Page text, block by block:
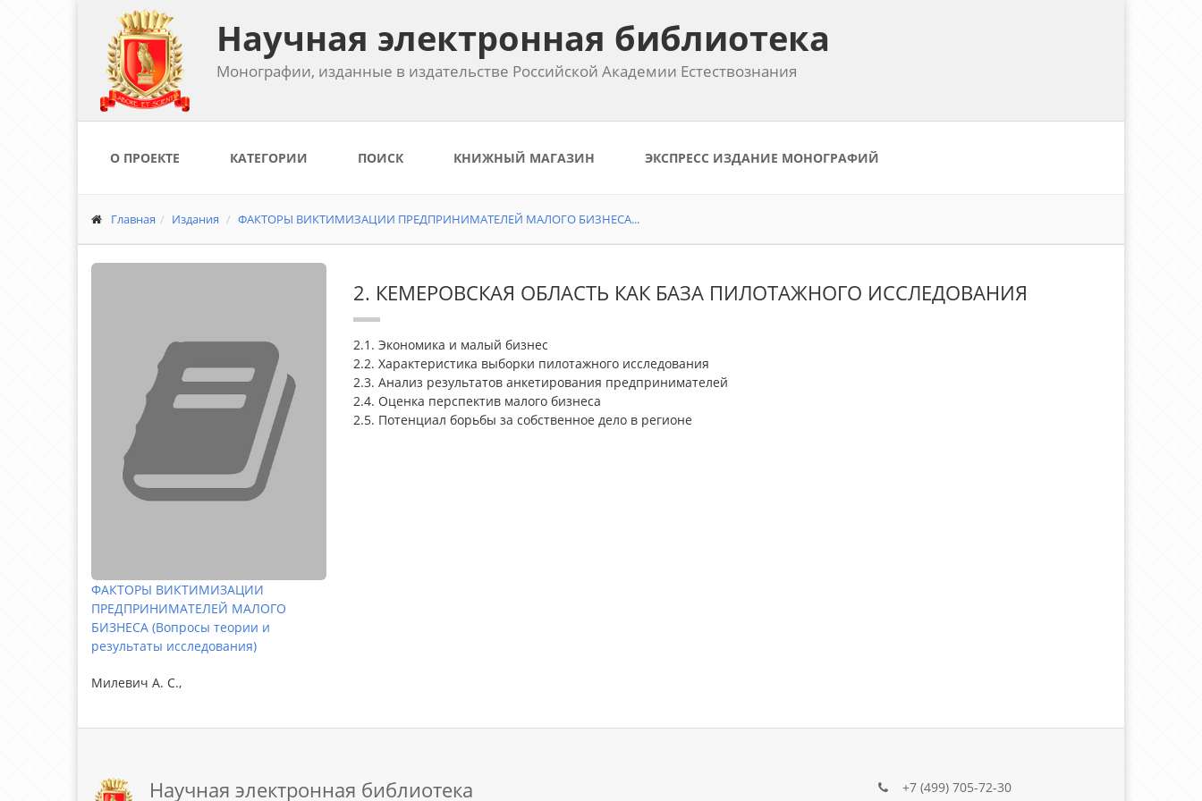
Научная электронная библиотека
Монографии, изданные в издательстве Российской Академии Естествознания
О ПРОЕКТЕ КАТЕГОРИИ ПОИСК КНИЖНЫЙ МАГАЗИН ЭКСПРЕСС ИЗДАНИЕ МОНОГРАФИЙ
Главная Издания ФАКТОРЫ ВИКТИМИЗАЦИИ ПРЕДПРИНИМАТЕЛЕЙ МАЛОГО БИЗНЕСА...
ФАКТОРЫ ВИКТИМИЗАЦИИ
ПРЕДПРИНИМАТЕЛЕЙ МАЛОГО
БИЗНЕСА (Вопросы теории и
результаты исследования)
Милевич А. С.,
2. КЕМЕРОВСКАЯ ОБЛАСТЬ КАК БАЗА ПИЛОТАЖНОГО ИССЛЕДОВАНИЯ
2.1. Экономика и малый бизнес
2.2. Характеристика выборки пилотажного исследования
2.3. Анализ результатов анкетирования предпринимателей
2.4. Оценка перспектив малого бизнеса
2.5. Потенциал борьбы за собственное дело в регионе
Научная электронная библиотека +7 (499) 705-72-30